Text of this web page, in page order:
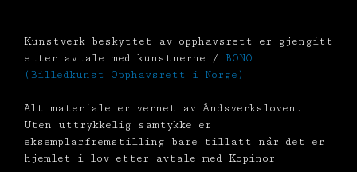
Kunstverk beskyttet av opphavsrett er gjengitt
etter avtale med kunstnerne / BONO
(Billedkunst Opphavsrett i Norge)
Alt materiale er vernet av Åndsverksloven.
Uten uttrykkelig samtykke er
eksemplarfremstilling bare tillatt når det er
hjemlet i lov etter avtale med Kopinor